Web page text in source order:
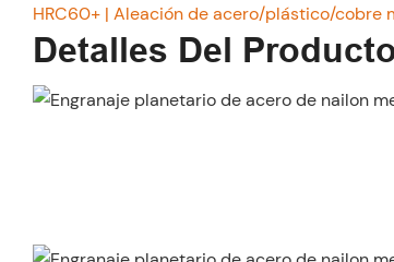
HRC60+ | Aleación de acero/plástico/cobre
Detalles Del